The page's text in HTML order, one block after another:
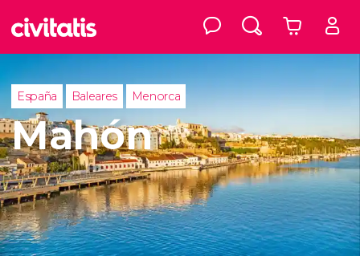
España Baleares Menorca
Mahón